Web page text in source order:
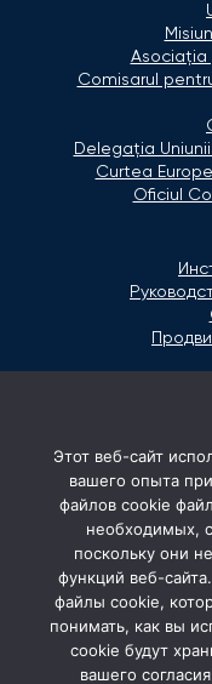
Asociaţia
Comisarul
Delegaţia
Curtea
Oficiul
Улица
Этот веб-сайт
вашего опыта
файлов cookie
необходимых,
поскольку они
функций веб-
файлы cookie,
понимать, как вы
cookie будут
вашего